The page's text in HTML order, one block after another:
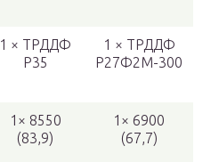
1 × ТРДДФ
Р35
1 × ТРДДФ
Р27Ф2М-300
1× 8550
(83,9)
1× 6900
(67,7)